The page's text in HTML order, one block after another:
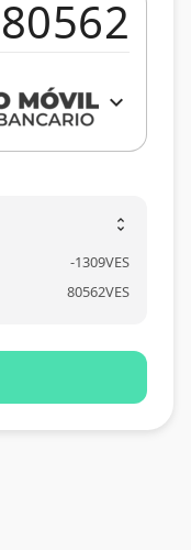
expand_more
unfold_more
-1309VES
80562VES